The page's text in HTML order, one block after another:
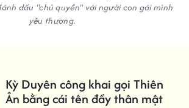
dấu "chủ quyền" với người con gái mình
yêu thương.
Kỳ Duyên công khai gọi Thiên
Ân bằng cái tên đầy thân mật